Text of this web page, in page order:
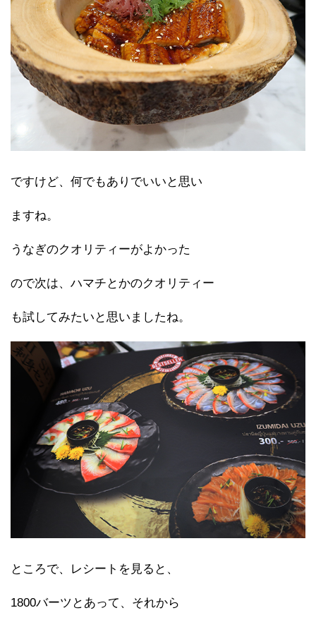
ですけど、何でもありでいいと思い
ますね。
うなぎのクオリティーがよかった
ので次は、ハマチとかのクオリティー
も試してみたいと思いましたね。
ところで、レシートを見ると、
1800バーツとあって、それから